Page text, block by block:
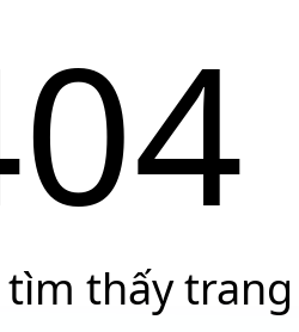
thấy trang